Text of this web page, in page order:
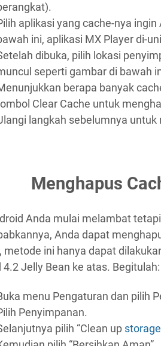
aplikasi yang cache-nya
ini, aplikasi MX Player di-
dibuka, pilih lokasi
seperti gambar di bawah
berapa banyak
Clear Cache untuk
langkah sebelumnya
Menghapus
Anda mulai melambat
Anda dapat
metode ini hanya dapat
4.2 Jelly Bean ke atas. Begitulah:
menu Pengaturan dan pilih
Penyimpanan.
pilih “Clean up storage